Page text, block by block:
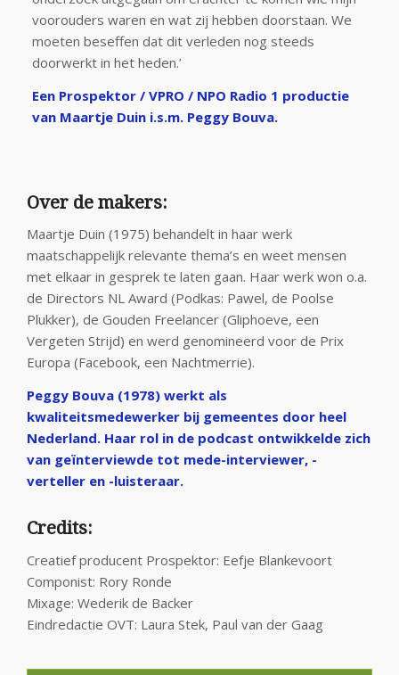
voorouders waren en wat zij hebben doorstaan. We
moeten beseffen dat dit verleden nog steeds
doorwerkt in het heden.’
Een Prospektor / VPRO / NPO Radio 1 productie
van Maartje Duin i.s.m. Peggy Bouva.
Over de makers:
Maartje Duin (1975) behandelt in haar werk
maatschappelijk relevante thema’s en weet mensen
met elkaar in gesprek te laten gaan. Haar werk won o.a.
de Directors NL Award (Podkas: Pawel, de Poolse
Plukker), de Gouden Freelancer (Gliphoeve, een
Vergeten Strijd) en werd genomineerd voor de Prix
Europa (Facebook, een Nachtmerrie).
Peggy Bouva (1978) werkt als
kwaliteitsmedewerker bij gemeentes door heel
Nederland. Haar rol in de podcast ontwikkelde zich
van geïnterviewde tot mede-interviewer, -
verteller en -luisteraar.
Credits:
Creatief producent Prospektor: Eefje Blankevoort
Componist: Rory Ronde
Mixage: Wederik de Backer
Eindredactie OVT: Laura Stek, Paul van der Gaag